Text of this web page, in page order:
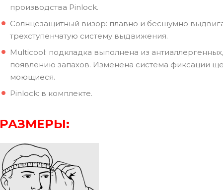
производства Pinlock.
Солнцезащитный визор: плавно и бесшумно
трехступенчатую систему выдвижения.
Multicool: подкладка выполнена из
появлению запахов. Изменена система фиксации
моющиеся.
Pinlock: в комплекте.
РАЗМЕРЫ: